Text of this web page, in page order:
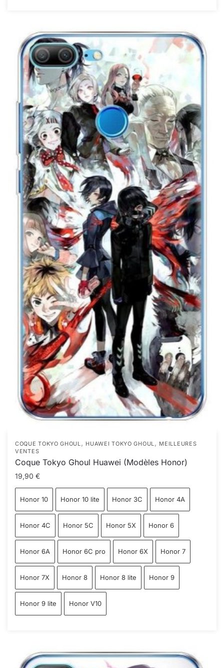
COQUE TOKYO GHOUL , HUAWEI TOKYO GHOUL , MEILLEURES
VENTES
Coque Tokyo Ghoul Huawei (Modèles Honor)
19,90 €
Honor 10 Honor 10 lite Honor 3C Honor 4A
Honor 4C Honor 5C Honor 5X Honor 6
Honor 6A Honor 6C pro Honor 6X Honor 7
Honor 7X Honor 8 Honor 8 lite Honor 9
Honor 9 lite Honor V10